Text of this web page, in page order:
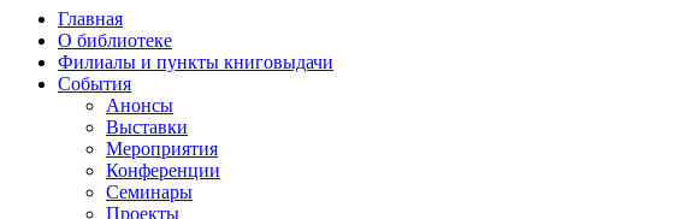
Главная
О библиотеке
Филиалы и пункты книговыдачи
События
Анонсы
Выставки
Мероприятия
Конференции
Семинары
Проекты